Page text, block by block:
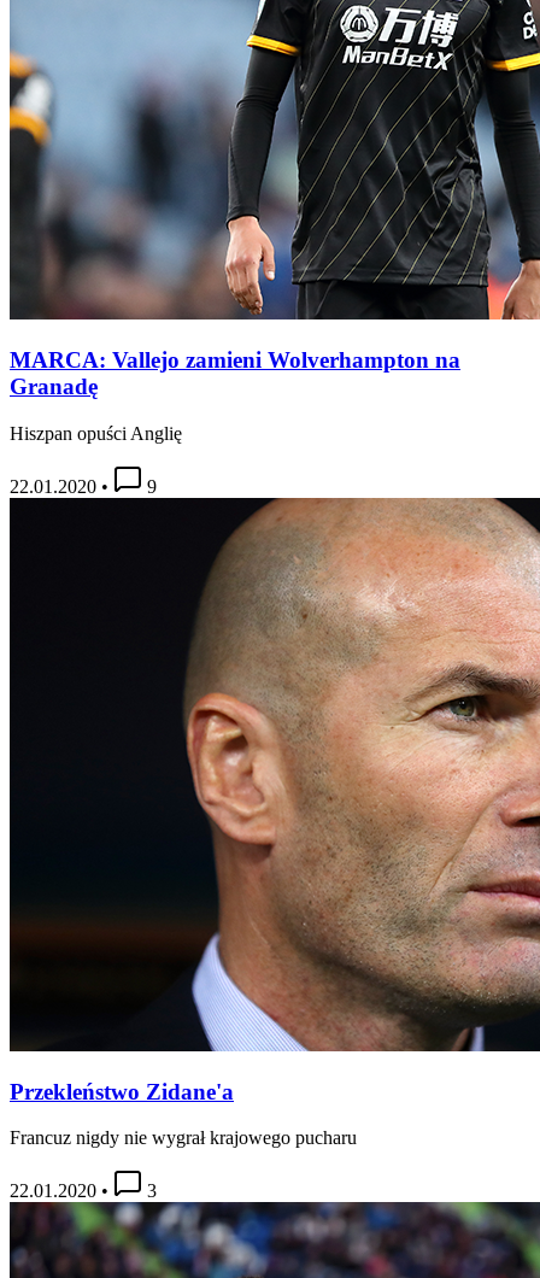
MARCA: Vallejo zamieni Wolverhampton na
Granadę
Hiszpan opuści Anglię
22.01.2020 • 9
Przekleństwo Zidane'a
Francuz nigdy nie wygrał krajowego pucharu
22.01.2020 • 3